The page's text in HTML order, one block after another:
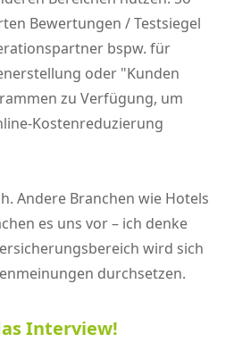
Bewertungen / Testsiegel
bspw. für
oder "Kunden
zu Verfügung, um
Kostenreduzierung
Andere Branchen wie Hotels
es uns vor – ich denke
wird sich
durchsetzen.
Interview!